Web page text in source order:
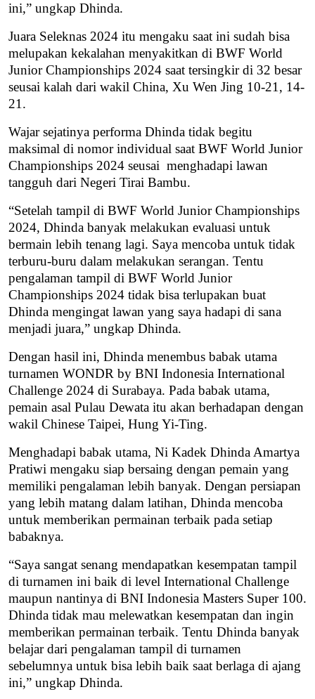
ini,” ungkap Dhinda.
Juara Seleknas 2024 itu mengaku saat ini sudah bisa
melupakan kekalahan menyakitkan di BWF World
Junior Championships 2024 saat tersingkir di 32 besar
seusai kalah dari wakil China, Xu Wen Jing 10-21, 14-
21.
Wajar sejatinya performa Dhinda tidak begitu
maksimal di nomor individual saat BWF World Junior
Championships 2024 seusai menghadapi lawan
tangguh dari Negeri Tirai Bambu.
“Setelah tampil di BWF World Junior Championships
2024, Dhinda banyak melakukan evaluasi untuk
bermain lebih tenang lagi. Saya mencoba untuk tidak
terburu-buru dalam melakukan serangan. Tentu
pengalaman tampil di BWF World Junior
Championships 2024 tidak bisa terlupakan buat
Dhinda mengingat lawan yang saya hadapi di sana
menjadi juara,” ungkap Dhinda.
Dengan hasil ini, Dhinda menembus babak utama
turnamen WONDR by BNI Indonesia International
Challenge 2024 di Surabaya. Pada babak utama,
pemain asal Pulau Dewata itu akan berhadapan dengan
wakil Chinese Taipei, Hung Yi-Ting.
Menghadapi babak utama, Ni Kadek Dhinda Amartya
Pratiwi mengaku siap bersaing dengan pemain yang
memiliki pengalaman lebih banyak. Dengan persiapan
yang lebih matang dalam latihan, Dhinda mencoba
untuk memberikan permainan terbaik pada setiap
babaknya.
“Saya sangat senang mendapatkan kesempatan tampil
di turnamen ini baik di level International Challenge
maupun nantinya di BNI Indonesia Masters Super 100.
Dhinda tidak mau melewatkan kesempatan dan ingin
memberikan permainan terbaik. Tentu Dhinda banyak
belajar dari pengalaman tampil di turnamen
sebelumnya untuk bisa lebih baik saat berlaga di ajang
ini,” ungkap Dhinda.